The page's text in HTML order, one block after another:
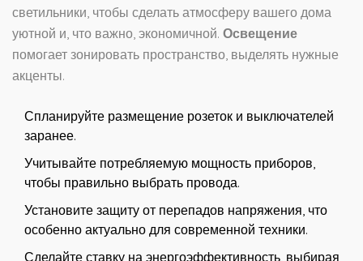
светильники, чтобы сделать атмосферу вашего дома
уютной и, что важно, экономичной. Освещение
помогает зонировать пространство, выделять нужные
акценты.
Спланируйте размещение розеток и выключателей
заранее.
Учитывайте потребляемую мощность приборов,
чтобы правильно выбрать провода.
Установите защиту от перепадов напряжения, что
особенно актуально для современной техники.
Сделайте ставку на энергоэффективность, выбирая